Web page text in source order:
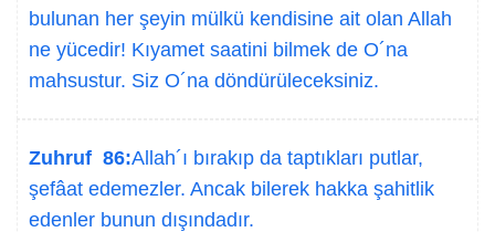
bulunan her şeyin mülkü kendisine ait olan Allah
ne yücedir! Kıyamet saatini bilmek de O´na
mahsustur. Siz O´na döndürüleceksiniz.
Zuhruf 86:Allah´ı bırakıp da taptıkları putlar,
şefâat edemezler. Ancak bilerek hakka şahitlik
edenler bunun dışındadır.